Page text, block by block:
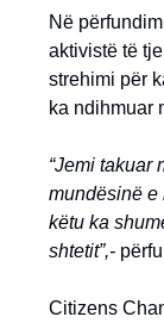
Në
aktivistë të
strehimi për
ka ndihmuar
“Jemi takuar
mundësinë e
këtu ka
shtetit”,-
Citizens